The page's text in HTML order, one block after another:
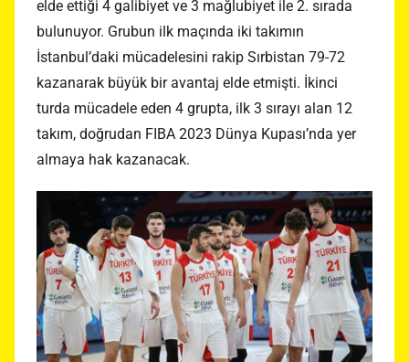
elde ettiği 4 galibiyet ve 3 mağlubiyet ile 2. sırada
bulunuyor. Grubun ilk maçında iki takımın
İstanbul’daki mücadelesini rakip Sırbistan 79-72
kazanarak büyük bir avantaj elde etmişti. İkinci
turda mücadele eden 4 grupta, ilk 3 sırayı alan 12
takım, doğrudan FIBA 2023 Dünya Kupası’nda yer
almaya hak kazanacak.